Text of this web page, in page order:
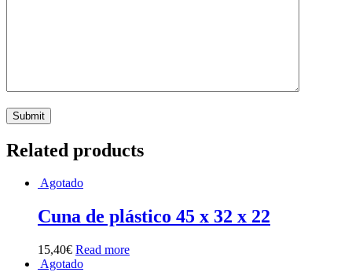
Related products
Agotado
Cuna de plástico 45 x 32 x 22
15,40€ Read more
Agotado